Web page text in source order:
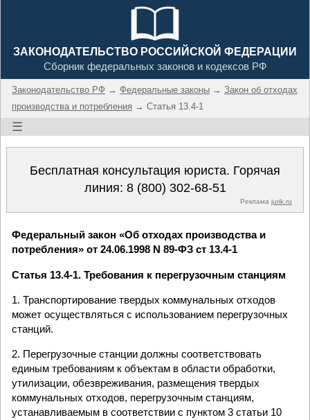
ЗАКОНОДАТЕЛЬСТВО РОССИЙСКОЙ ФЕДЕРАЦИИ
Сборник федеральных законов и кодексов РФ
Законодательство РФ → Федеральные законы → Закон об отходах
производства и потребления → Статья 13.4-1
☰
Бесплатная консультация юриста. Горячая
линия: 8 (800) 302-68-51
Реклама jurik.ru
Федеральный закон «Об отходах производства и
потребления» от 24.06.1998 N 89-ФЗ ст 13.4-1
Статья 13.4-1. Требования к перегрузочным станциям
1. Транспортирование твердых коммунальных отходов
может осуществляться с использованием перегрузочных
станций.
2. Перегрузочные станции должны соответствовать
единым требованиям к объектам в области обработки,
утилизации, обезвреживания, размещения твердых
коммунальных отходов, перегрузочным станциям,
устанавливаемым в соответствии с пунктом 3 статьи 10